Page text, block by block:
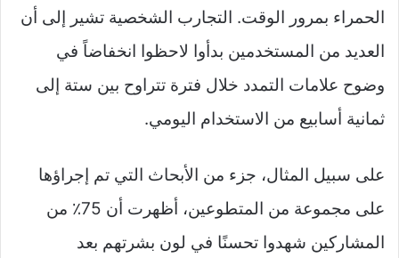
الحمراء بمرور الوقت. التجارب الشخصية تشير إلى أن
العديد من المستخدمين بدأوا لاحظوا انخفاضاً في
وضوح علامات التمدد خلال فترة تتراوح بين ستة إلى
ثمانية أسابيع من الاستخدام اليومي.
على سبيل المثال، جزء من الأبحاث التي تم إجراؤها
على مجموعة من المتطوعين، أظهرت أن 75٪ من
المشاركين شهدوا تحسنًا في لون بشرتهم بعد